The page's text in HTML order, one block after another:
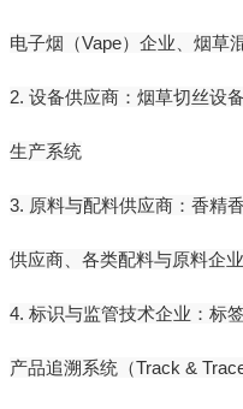
电子烟（Vape）企业、烟草
2. 设备供应商：烟草切丝设
生产系统
3. 原料与配料供应商：香精
供应商、各类配料与原料企业
4. 标识与监管技术企业：标
产品追溯系统（Track &